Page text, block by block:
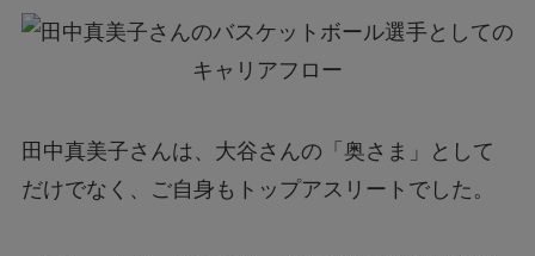
田中真美子さんは、大谷さんの「奥さま」として
だけでなく、ご自身もトップアスリートでした。